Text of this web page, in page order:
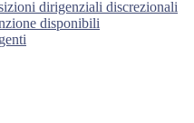
dirigenziali discrezionali
disponibili